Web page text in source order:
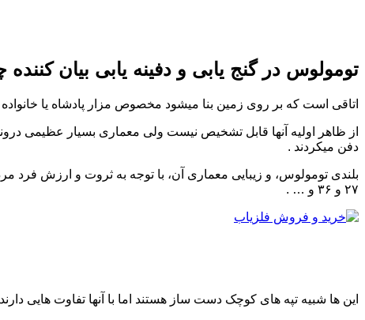
تومولوس در گنج یابی و دفینه یابی بیان
اتاقی است که بر روی زمین بنا میشود مخصوص مزار پادشاه یا
از ظاهر اولیه آنها قابل تشخیص نیست ولی معماری بسیار عظیمی
دفن میکردند .
۲۷ و ۳۶ و … .
این ها شبیه تپه های کوچک دست ساز هستند اما با آنها تفاوت هایی